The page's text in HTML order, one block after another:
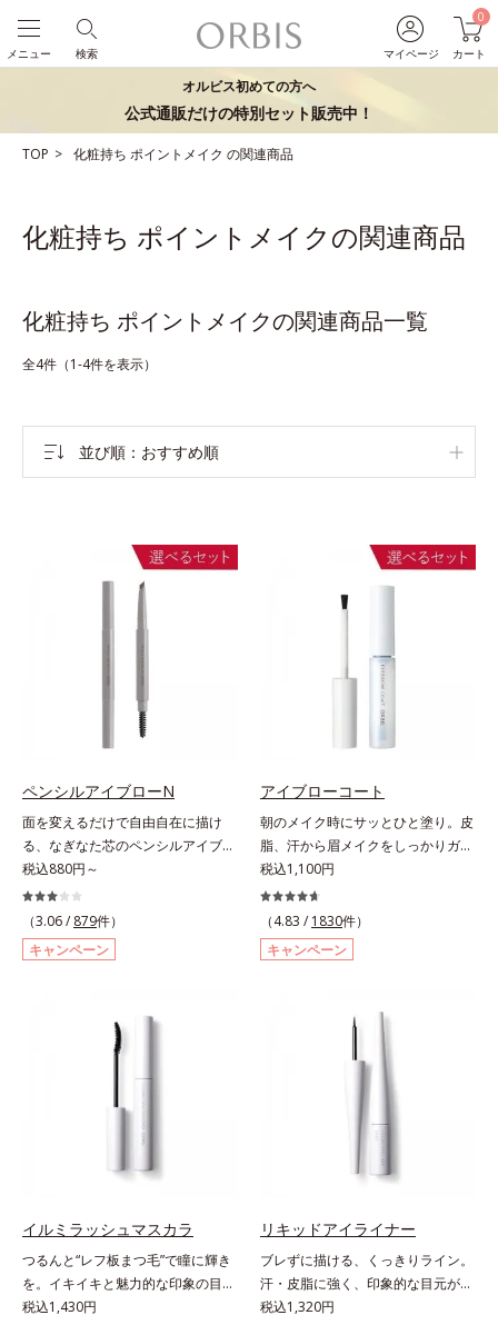
マイページ
0
カート
検索
メニュー
オルビス初めての方へ
公式通販だけの特別セット販売中！
TOP 化粧持ち ポイントメイク の関連商品
化粧持ち ポイントメイクの関連商品
化粧持ち ポイントメイクの関連商品一覧
全4件（1-4件を表示）
並び順 おすすめ順
ペンシルアイブローN
面を変えるだけで自由自在に描け
る、なぎなた芯のペンシルアイブロ
ー。角度を変えるだけで自由自在に
描けるペンシルアイブローです。な
ぎなた芯だから、接地面を変えるだ
けで太い線から細い線まで、テクニ
ックいらずで簡単に。スムースライ
にはスクリューブラシが付いている
ので、毛流れを整えたり、色をなじ
ませたり、ラインをぼかしたりと大
活躍。これ1本で完成度の高い、ふ
んわり眉に仕上がります。※中身を
取り替えられるリフィルをご用意し
ています。* ダイマージリノール酸
イソステアリル/フィトステリル）
配合＝感触向上成分
税込880円～
（3.06 / 879件）
キャンペーン
アイブローコート
朝のメイク時にサッとひと塗り。皮
脂、汗から眉メイクをしっかりガー
ド！。メイク時に描いた眉の上から
サッとひと塗りするだけで、描いた
ままの美しい眉を長時間キープしま
す。汗、皮脂、こすれなどから美し
い眉をしっかり守るウォータープル
ングで簡単に落とすことができま
す。速乾性のサラッとした透明の液
なので、塗ったことを忘れてしまう
くらい自然な仕上がり。毎日使うも
のだから、肌へのやさしさも考慮
し、植物性保湿成分・ユリエキスを
税込1,100円
（4.83 / 1830件）
キャンペーン
イルミラッシュマスカラ
つるんと“レフ板まつ毛”で瞳に輝き
を。イキイキと魅力的な印象の目元
へ。“レフ板まつ毛”で瞳に光を映り
税込1,430円
リキッドアイライナー
ブレずに描ける、くっきりライン。
汗・皮脂に強く、印象的な目元が続
く。なめらかなタッチでブレずに美
税込1,320円